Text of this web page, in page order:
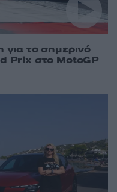
το σημερινό
Prix στο MotoGP